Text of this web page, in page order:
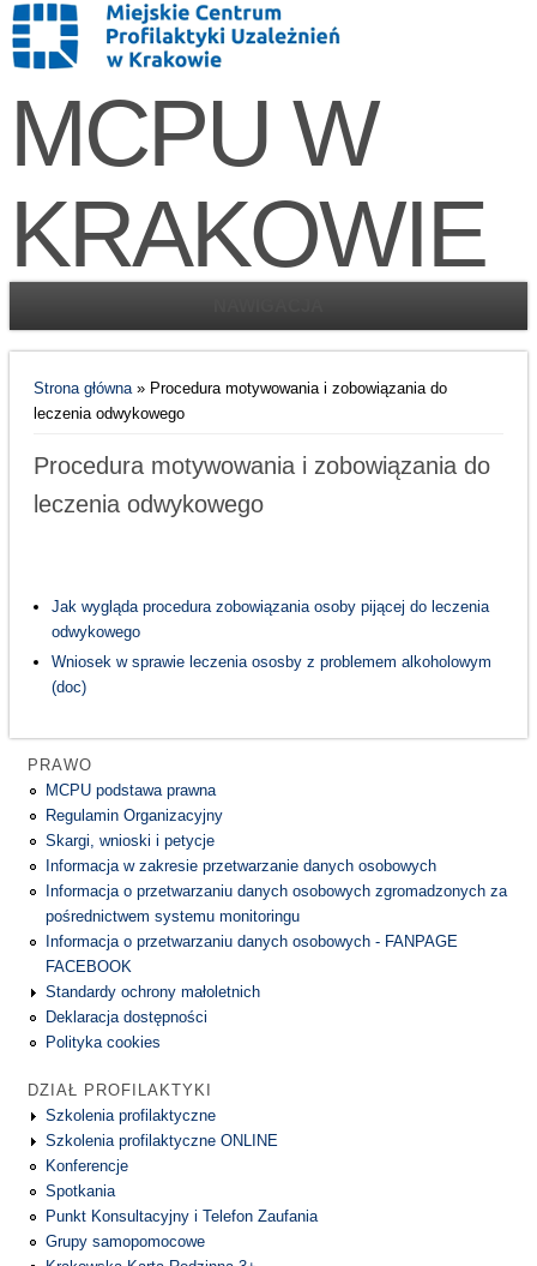
MCPU W
KRAKOWIE
Strona główna» Procedura motywowania i zobowiązania do
leczenia odwykowego
Procedura motywowania i zobowiązania do
leczenia odwykowego
Jak wygląda procedura zobowiązania osoby pijącej do leczenia
odwykowego
Wniosek w sprawie leczenia ososby z problemem alkoholowym
(doc)
PRAWO
MCPU podstawa prawna
Regulamin Organizacyjny
Skargi, wnioski i petycje
Informacja w zakresie przetwarzanie danych osobowych
Informacja o przetwarzaniu danych osobowych zgromadzonych za
pośrednictwem systemu monitoringu
Informacja o przetwarzaniu danych osobowych - FANPAGE
FACEBOOK
Standardy ochrony małoletnich
Deklaracja dostępności
Polityka cookies
DZIAŁ PROFILAKTYKI
Szkolenia profilaktyczne
Szkolenia profilaktyczne ONLINE
Konferencje
Spotkania
Punkt Konsultacyjny i Telefon Zaufania
Grupy samopomocowe